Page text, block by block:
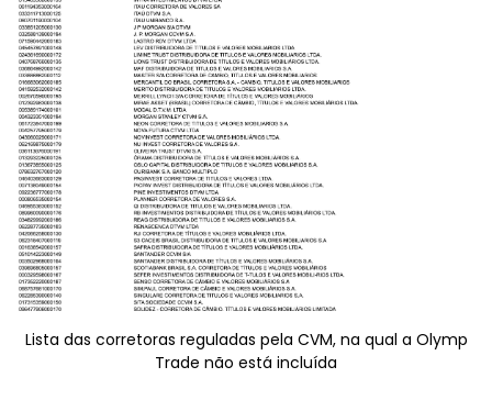
Lista das corretoras reguladas pela CVM, na qual a Olymp
Trade não está incluída